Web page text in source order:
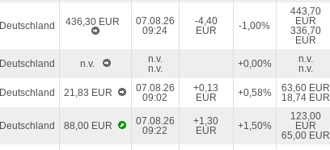
Deutschland 436,30 EUR
07.08.26
09:24
-4,40
EUR
-1,00%
443,70
EUR
336,70
EUR
Deutschland n.v.
n.v.
n.v.
+0,00%
n.v.
n.v.
Deutschland 21,83 EUR
07.08.26
09:02
+0,13
EUR
+0,58%
63,60 EUR
18,74 EUR
Deutschland 88,00 EUR
07.08.26
09:22
+1,30
EUR
+1,50%
123,00
EUR
65,00 EUR